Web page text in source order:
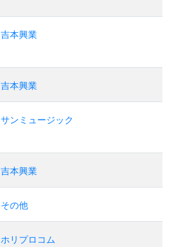
吉本興業
吉本興業
サンミュージック
吉本興業
その他
ホリプロコム